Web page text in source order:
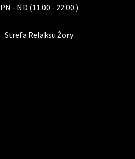
PN - ND (11:00 - 22:00 )
Strefa Relaksu Żory